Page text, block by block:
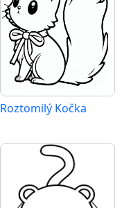
Roztomilý Kočka